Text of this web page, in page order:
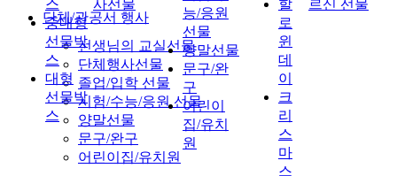
단체/관공서 행사
선생님의 교실선물
단체행사선물
졸업/입학 선물
시험/수능/응원 선물
양말선물
문구/완구
어린이집/유치원
스
중대형
선물박
스
대형
선물박
스
사선물
능/응원
선물
양말선물
문구/완
구
어린이
집/유치
원
할
로
윈
데
이
크
리
스
마
스
르신 선물